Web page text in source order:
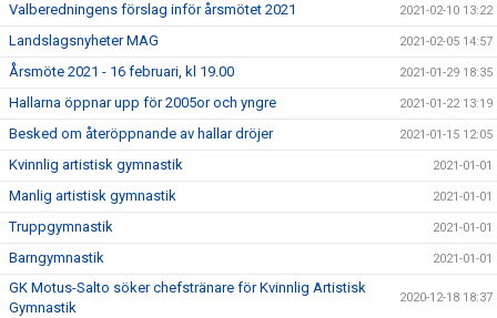
Valberedningens förslag inför årsmötet 2021 2021-02-10 13:22
Landslagsnyheter MAG 2021-02-05 14:57
Årsmöte 2021 - 16 februari, kl 19.00 2021-01-29 18:35
Hallarna öppnar upp för 2005or och yngre 2021-01-22 13:19
Besked om återöppnande av hallar dröjer 2021-01-15 12:05
Kvinnlig artistisk gymnastik 2021-01-01
Manlig artistisk gymnastik 2021-01-01
Truppgymnastik 2021-01-01
Barngymnastik 2021-01-01
GK Motus-Salto söker chefstränare för Kvinnlig Artistisk
Gymnastik
2020-12-18 18:37